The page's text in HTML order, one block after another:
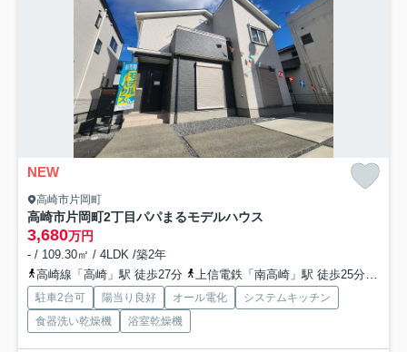
NEW
高崎市片岡町
高崎市片岡町2丁目パパまるモデルハウス
3,680万円
- / 109.30㎡ / 4LDK /築2年
高崎線「高崎」駅 徒歩27分
上信電鉄「南高崎」駅 徒歩25分
駐車2台可 陽当り良好 オール電化
システムキッチン
食器洗い乾燥機
浴室乾燥機